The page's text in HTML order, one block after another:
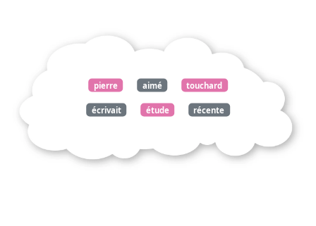
pierre aimé touchard
écrivait étude récente
théâtre incessant conflit